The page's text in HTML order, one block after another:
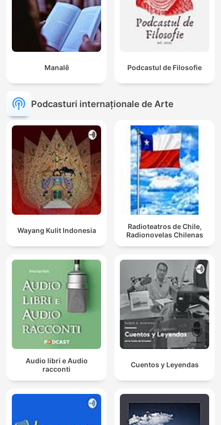
Manalê Podcastul de Filosofie
Podcasturi internaționale de Arte
Wayang Kulit Indonesia
Radioteatros de Chile,
Radionovelas Chilenas
Audio libri e Audio
racconti
Cuentos y Leyendas